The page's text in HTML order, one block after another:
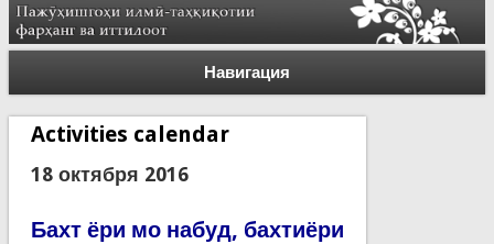
Навигация
Activities calendar
18 октября 2016
Бахт ёри мо набуд, бахтиёри